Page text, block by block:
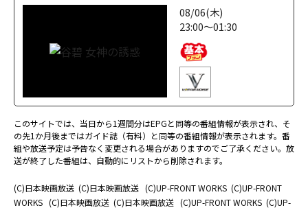
08/06(木)
23:00～01:30
このサイトでは、当日から1週間分はEPGと同等の番組情報が表示され、そ
の先1か月後まではガイド誌（有料）と同等の番組情報が表示されます。番
組や放送予定は予告なく変更される場合がありますのでご了承ください。放
送が終了した番組は、自動的にリストから削除されます。
(C)日本映画放送 (C)日本映画放送 (C)UP-FRONT WORKS (C)UP-FRONT
WORKS (C)日本映画放送 (C)日本映画放送 (C)UP-FRONT WORKS (C)UP-